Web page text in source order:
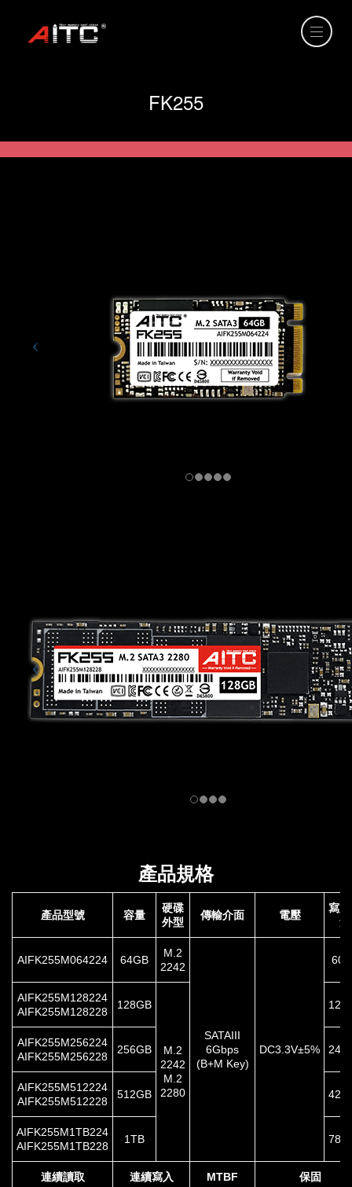
FK255
產品規格
產品型號 容量
硬碟
外型
傳輸介面 電壓
寫
量
AIFK255M064224 64GB
M.2
2242
SATAIII
6Gbps
(B+M Key)
DC3.3V±5%
AIFK255M128224
AIFK255M128228
128GB
M.2
2242
M.2
2280
AIFK255M256224
AIFK255M256228
256GB
AIFK255M512224
AIFK255M512228
512GB
AIFK255M1TB224
AIFK255M1TB228
1TB
連續讀取 連續寫入 MTBF 保固